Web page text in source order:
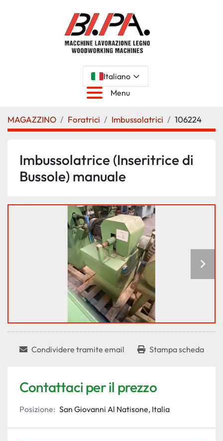
Italiano
Menu
MAGAZZINO Foratrici Imbussolatrici 106224
Imbussolatrice (Inseritrice di
Bussole) manuale
Condividere tramite email Stampa scheda
Contattaci per il prezzo
Posizione: San Giovanni Al Natisone, Italia